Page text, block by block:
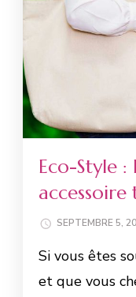
Eco-Style :
SEPTEMBRE 5,
Si vous êtes
et que vous